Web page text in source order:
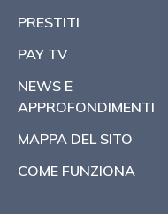
PRESTITI
PAY TV
NEWS E
APPROFONDIMENTI
MAPPA DEL SITO
COME FUNZIONA